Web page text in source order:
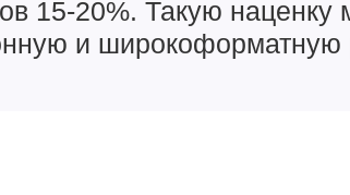
15-20%. Такую
и широкоформатную